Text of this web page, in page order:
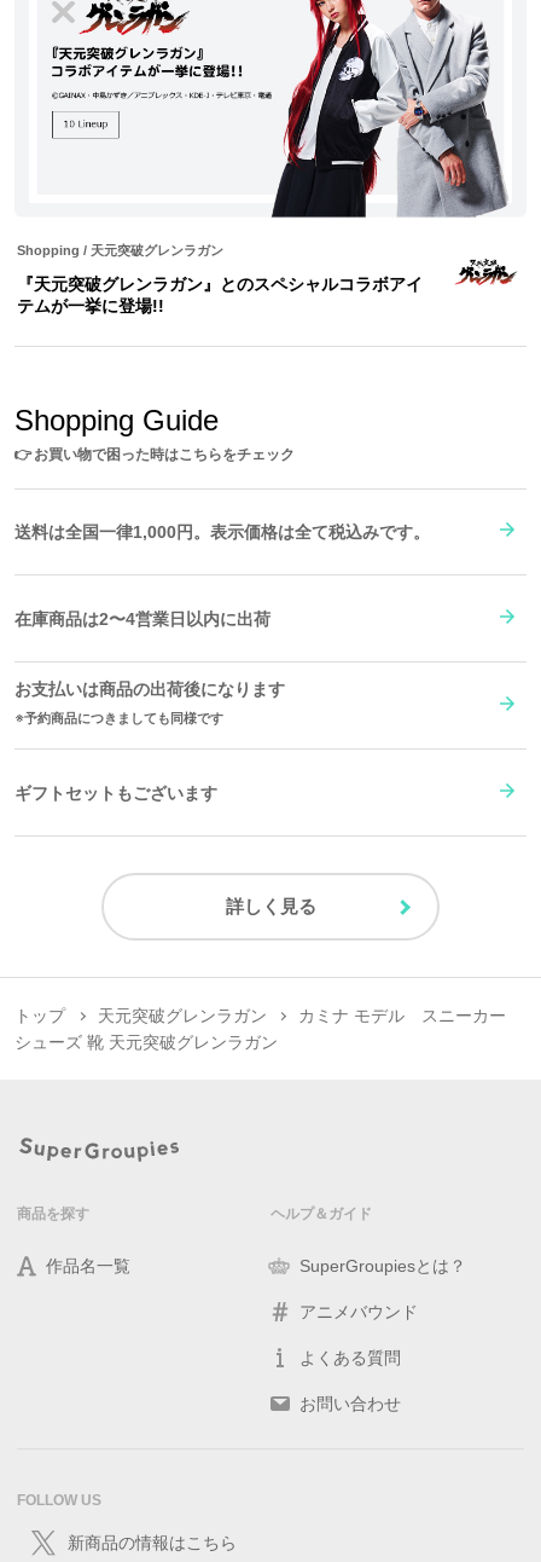
※SuperGroupiesサイト上でご購入の方には、商品1点につきコラボ
アイテムを着用した描き下ろしイラストと実写ブロマイド 衣装Ver
の2枚が特典として付属します。
※画像はサンプルです。実際の商品とは一部異なる場合がございます。予めご
了承ください。
※当サイトでは、海外への直接発送は行っておりません。
原産国／中国
出ている部分をメジャーで巻きつけて測定してください。
サイズガイドページはこちら
Shopping / 天元突破グレンラガン
『天元突破グレンラガン』とのスペシャルコラボアイ
テムが一挙に登場!!
Shopping Guide
👉お買い物で困った時はこちらをチェック
送料は全国一律1,000円。表示価格は全て税込みです。
在庫商品は2〜4営業日以内に出荷
お支払いは商品の出荷後になります
予約商品につきましても同様です
ギフトセットもございます
詳しく見る
トップ 天元突破グレンラガン
カミナ モデル スニーカー
シューズ 靴 天元突破グレンラガン
商品を探す
作品名一覧
ヘルプ＆ガイド
SuperGroupiesとは？
アニメバウンド
よくある質問
お問い合わせ
FOLLOW US
新商品の情報はこちら